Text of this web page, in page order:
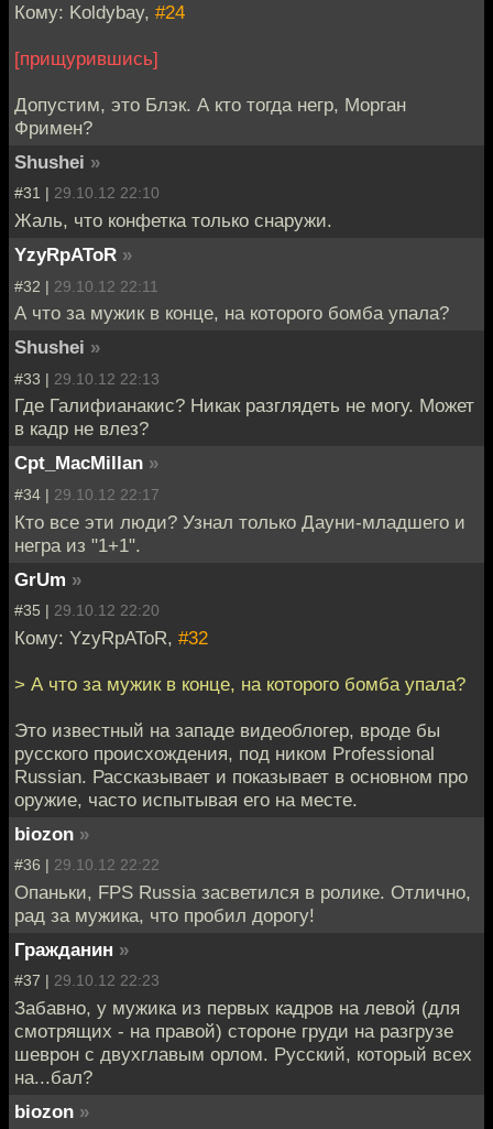
Кому: Koldybay, #24
[прищурившись]
Допустим, это Блэк. А кто тогда негр, Морган
Фримен?
Shushei »
#31 | 29.10.12 22:10
Жаль, что конфетка только снаружи.
YzyRpAToR »
#32 | 29.10.12 22:11
А что за мужик в конце, на которого бомба упала?
Shushei »
#33 | 29.10.12 22:13
Где Галифианакис? Никак разглядеть не могу. Может
в кадр не влез?
Cpt_MacMillan »
#34 | 29.10.12 22:17
Кто все эти люди? Узнал только Дауни-младшего и
негра из "1+1".
GrUm »
#35 | 29.10.12 22:20
Кому: YzyRpAToR, #32
> А что за мужик в конце, на которого бомба упала?
Это известный на западе видеоблогер, вроде бы
русского происхождения, под ником Professional
Russian. Рассказывает и показывает в основном про
оружие, часто испытывая его на месте.
biozon »
#36 | 29.10.12 22:22
Опаньки, FPS Russia засветился в ролике. Отлично,
рад за мужика, что пробил дорогу!
Гражданин »
#37 | 29.10.12 22:23
Забавно, у мужика из первых кадров на левой (для
смотрящих - на правой) стороне груди на разгрузе
шеврон с двухглавым орлом. Русский, который всех
на...бал?
biozon »